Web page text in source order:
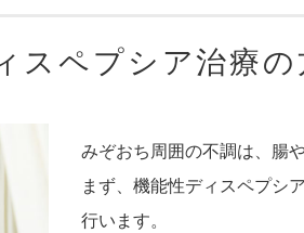
スペプシア治療の
みぞおち周囲の不調は、腸
まず、機能性ディスペプシ
行います。